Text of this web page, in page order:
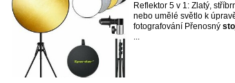
Reflektor 5 v 1: Zlatý,
nebo umělé světlo k
fotografování Přenosný
...